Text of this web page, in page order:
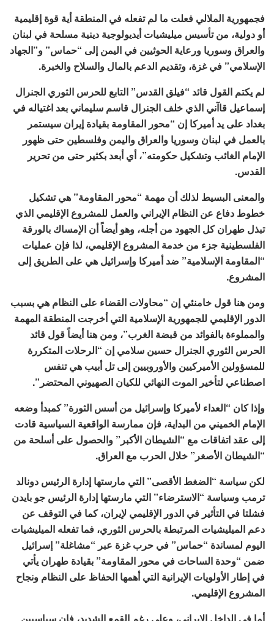
فجمهورية الملالي فعلت ما لم تفعله في المنطقة أية قوة إقليمية
أو دولية، من تأسيس ميليشيات أيديولوجية دينية مسلحة في لبنان
والعراق وسوريا ورعاية الحوثيين في اليمن إلى “حماس” و”الجهاد
الإسلامي” في غزة، وتقديم الدعم بالمال والسلاح والخبرة.
لم يكتم القول قائد “فيلق القدس” التابع للحرس الثوري الجنرال
إسماعيل قاآني الذي خلف الجنرال قاسم سليماني بعد اغتياله في
بغداد على يد أميركا إن “محور المقاومة بقيادة إيران سيستمر
بالعمل في لبنان وسوريا والعراق واليمن وفلسطين حتى ظهور
الإمام الغائب وتشكيل حكومته”، أي أبعد بكثير حتى من تحرير
القدس.
والمعنى البسيط لذلك أن مهمة “محور المقاومة” هي تشكيل
خطوط دفاع عن النظام الإيراني والعمل للمشروع الإقليمي الذي
تبذل طهران كل الجهود من أجله، وهو أيضاً أن الإمساك بالورقة
الفلسطينية جزء من خدمة المشروع الإقليمي، لذا فإن عمليات
“المقاومة الإسلامية” ضد أميركا وإسرائيل هي على الطريق إلى
المشروع.
ومن هنا قول خامنئي إن “محاولات القضاء على النظام هي بسبب
الدور الإقليمي للجمهورية الإسلامية التي أخرجت المنطقة المهمة
والمملوءة بالفوائد من قبضة الغرب”، ومن هنا أيضاً قول قائد
الحرس الثوري الجنرال حسين سلامي إن “الرحلات المتكررة
للمسؤولين الأميركيين والأوروبيين إلى تل أبيب هي تنفس
اصطناعي لتأخير الموت النهائي للكيان الصهيوني المحتضر”.
وإذا كان “العداء لأميركا وإسرائيل من أسس الثورة” كمبدأ وضعه
الإمام الخميني من البداية، فإن ممارسة الواقعية السياسية قادت
إلى عقد اتفاقات مع “الشيطان الأكبر” والحصول على أسلحة من
“الشيطان الأصغر” خلال الحرب مع العراق.
لكن سياسة “الضغط الأقصى” التي مارستها إدارة الرئيس دونالد
ترمب وسياسة “الاسترضاء” التي مارستها إدارة الرئيس جو بايدن
فشلتا في التأثير في الدور الإقليمي لإيران، كما في التوقف عن
دعم الميليشيات المرتبطة بالحرس الثوري، فما تفعله الميليشيات
اليوم لمساندة “حماس” في حرب غزة عبر “مشاغلة” إسرائيل
ضمن “وحدة الساحات في محور المقاومة” بقيادة طهران يأتي
في إطار الأولويات الإيرانية التي أهمها الحفاظ على النظام ونجاح
المشروع الإقليمي.
أما في الداخل الإيراني، وعلى رغم القمع الشديد، فإن سياسيين